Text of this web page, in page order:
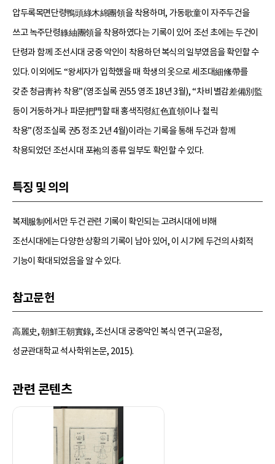
압두록목면단령鴨頭綠木綿團領을 착용하며, 가동歌童이 자주두건을
쓰고 녹주단령綠紬團領을 착용하였다는 기록이 있어 조선 초에는 두건이
단령과 함께 조선시대 궁중 악인이 착용하던 복식의 일부였음을 확인할 수
있다. 이외에도 “왕세자가 입학했을 때 학생의 옷으로 세조대細絛帶를
갖춘 청금靑衿 착용”(영조실록 권55 영조 18년 3월), “차비 별감差備別監
등이 거둥하거나 파문把門할 때 홍색직령紅色直領이나 철릭
착용”(정조실록 권5 정조 2년 4월)이라는 기록을 통해 두건과 함께
착용되었던 조선시대 포袍의 종류 일부도 확인할 수 있다.
특징 및 의의
복제服制에서만 두건 관련 기록이 확인되는 고려시대에 비해
조선시대에는 다양한 상황의 기록이 남아 있어, 이 시기에 두건의 사회적
기능이 확대되었음을 알 수 있다.
참고문헌
高麗史, 朝鮮王朝實錄, 조선시대 궁중악인 복식 연구(고윤정,
성균관대학교 석사학위논문, 2015).
관련 콘텐츠